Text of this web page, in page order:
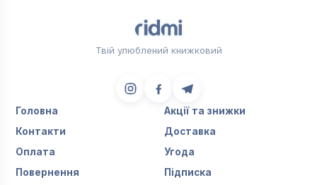
Твій улюблений книжковий
Головна
Акції та знижки
Контакти
Доставка
Оплата
Угода
Повернення
Підписка